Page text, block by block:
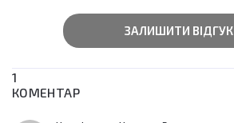
ЗАЛИШИТИ ВІДГУК
1
КОМЕНТАР